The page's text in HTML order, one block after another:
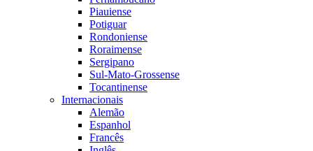
Piauiense
Potiguar
Rondoniense
Roraimense
Sergipano
Sul-Mato-Grossense
Tocantinense
Internacionais
Alemão
Espanhol
Francês